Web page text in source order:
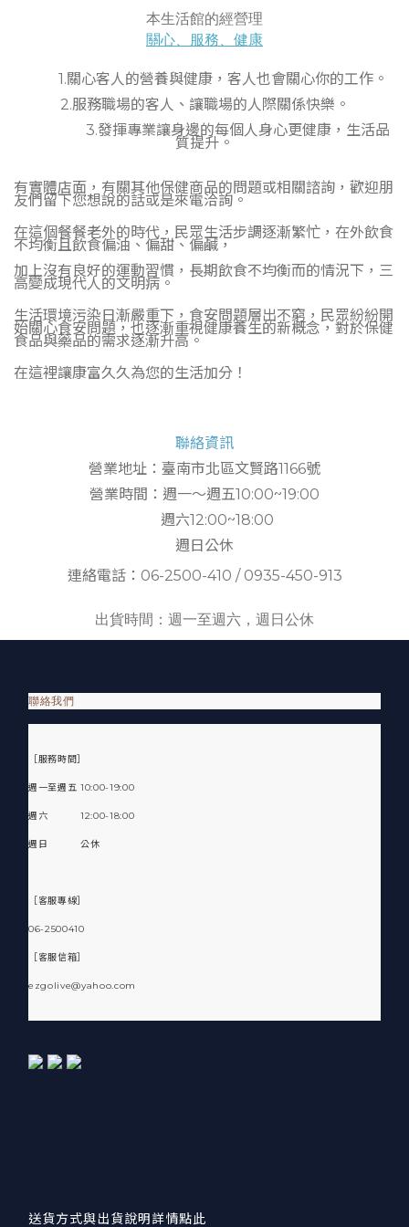
本生活館的經營理
關心、服務、健康
1.關心客人的營養與健康，客人也會關心你的工作。
2.服務職場的客人、讓職場的人際關係快樂。
3.發揮專業讓身邊的每個人身心更健康，生活品
質提升。
有實體店面，有關其他保健商品的問題或相關諮詢，歡迎朋
友們留下您想說的話或是來電洽詢。
在這個餐餐老外的時代，民眾生活步調逐漸繁忙，在外飲食
不均衡且飲食偏油、偏甜、偏鹹，
加上沒有良好的運動習慣，長期飲食不均衡而的情況下，三
高變成現代人的文明病。
生活環境污染日漸嚴重下，食安問題層出不窮，民眾紛紛開
始關心食安問題，也逐漸重視健康養生的新概念，對於保健
食品與藥品的需求逐漸升高。
在這裡讓康富久久為您的生活加分！
聯絡資訊
營業地址：臺南市北區文賢路1166號
營業時間：週一～週五10:00~19:00
週六12:00~18:00
週日公休
連絡電話：06-2500-410 / 0935-450-913
出貨時間：週一至週六，週日公休
聯絡我們
［服務時間］
週一至週五 10:00-19:00
週六 12:00-18:00
週日 公休
［客服專線］
06-2500410
［客服信箱］
ezgolive@yahoo.com
送貨方式與出貨說明詳情點此